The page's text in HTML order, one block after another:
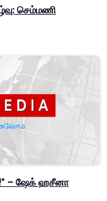
செம்மணி
– ஷேக் ஹசீனா